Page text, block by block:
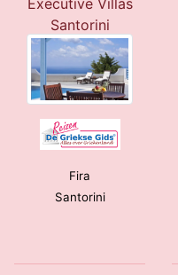
Santorini
Fira
Santorini